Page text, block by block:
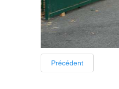
Précédent